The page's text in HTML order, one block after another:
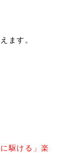
ます。
駆ける」楽